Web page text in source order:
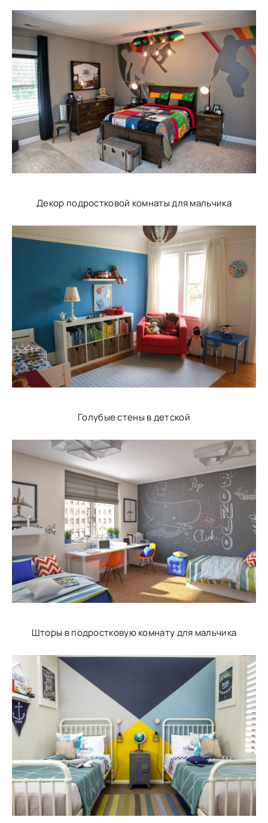
Декор подростковой комнаты для мальчика
Голубые стены в детской
Шторы в подростковую комнату для мальчика